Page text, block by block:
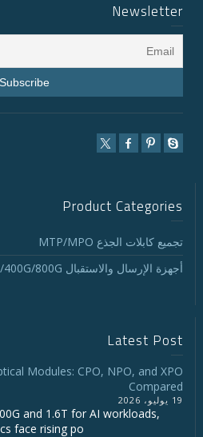
Newsletter
Product Categories
تجميع كابلات الجذع MTP/MPO
أجهزة الإرسال والاستقبال 200G/400G/800G
Latest Post
Modules: CPO, NPO, and XPO
Compared
19 يوليو، 2026
and 1.6T for AI workloads,
face rising po...